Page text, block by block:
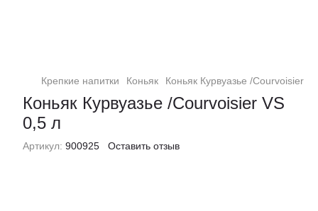
Крепкие напитки Коньяк Коньяк Курвуазье /Courvoisier
Коньяк Курвуазье /Courvoisier VS
0,5 л
Артикул: 900925 Оставить отзыв